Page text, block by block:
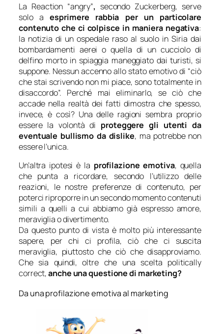
La Reaction “angry”, secondo Zuckerberg, serve
solo aesprimere rabbia per un particolare
contenuto che ci colpisce in maniera negativa:
la notizia di un ospedale raso al suolo in Siria dai
bombardamenti aerei o quella di un cucciolo di
delfino morto in spiaggia maneggiato dai turisti, si
suppone. Nessun accenno allo stato emotivo di “ciò
che stai scrivendo non mi piace, sono totalmente in
disaccordo”. Perché mai eliminarlo, se ciò che
accade nella realtà dei fatti dimostra che spesso,
invece, è così? Una delle ragioni sembra proprio
essere la volontà di proteggere gli utenti da
eventuale bullismo da dislike, ma potrebbe non
essere l’unica.
Un’altra ipotesi è la profilazione emotiva, quella
che punta a ricordare, secondo l’utilizzo delle
reazioni, le nostre preferenze di contenuto, per
poterci riproporre in un secondo momento contenuti
simili a quelli a cui abbiamo già espresso amore,
meraviglia o divertimento.
Da questo punto di vista è molto più interessante
sapere, per chi ci profila, ciò che ci suscita
meraviglia, piuttosto che ciò che disapproviamo.
Che sia quindi, oltre che una scelta politically
correct,anche una questione di marketing?
Da una profilazione emotiva al marketing